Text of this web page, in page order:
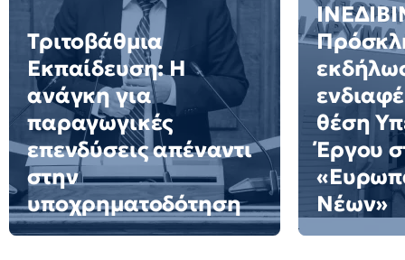
Τριτοβάθμια
Εκπαίδευση: Η
ανάγκη για
παραγωγικές
επενδύσεις απέναντι
στην
υποχρηματοδότηση
θέση
Έργου
Νέων»